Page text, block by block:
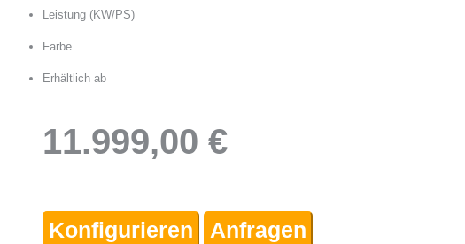
650
Leistung (KW/PS)
29 / 40
Farbe
Granite Grey
Erhältlich ab
11.999,00 €
Konfigurieren Anfragen